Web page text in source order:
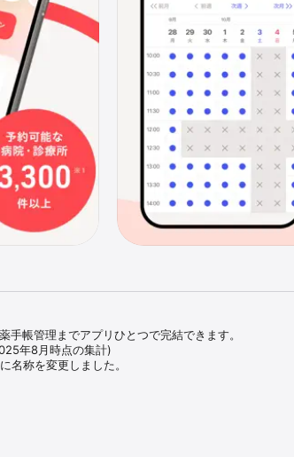
帳管理までアプリひとつで完結できます。
年8月時点の集計)
名称を変更しました。
す。